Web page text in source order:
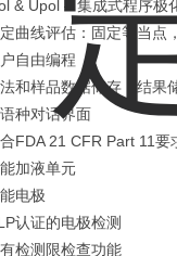
& Upol – 集成式程序极
曲线评估：固定等当点
自由编程
和样品数据储存，结果
种对话界面
FDA 21 CFR Part 11要
加液单元
电极
认证的电极检测
检测限检查功能